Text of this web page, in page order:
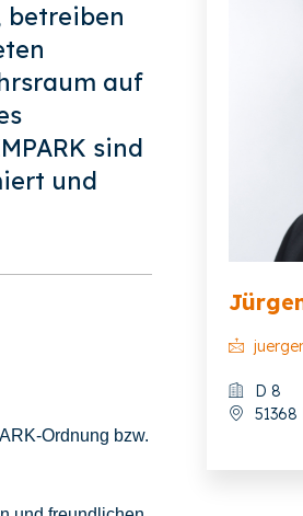
betreiben
auf
sind
und
Ordnung bzw.
D 8
51368